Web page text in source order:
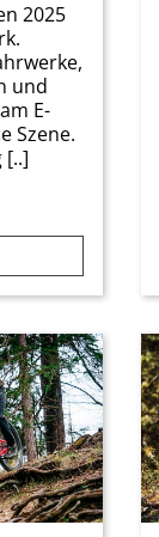
2025
und
E-
Szene.
[..]